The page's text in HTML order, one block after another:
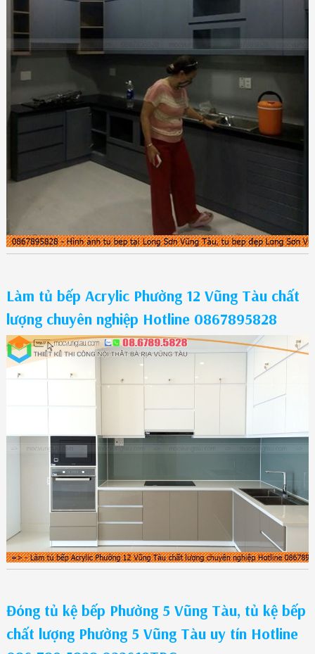
Làm tủ bếp Acrylic Phường 12 Vũng Tàu chất
lượng chuyên nghiệp Hotline 0867895828
Đóng tủ kệ bếp Phường 5 Vũng Tàu, tủ kệ bếp
chất lượng Phường 5 Vũng Tàu uy tín Hotline